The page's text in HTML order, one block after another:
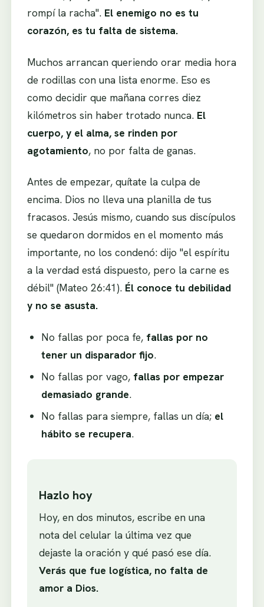
rompí la racha". El enemigo no es tu
corazón, es tu falta de sistema.
Muchos arrancan queriendo orar media hora
de rodillas con una lista enorme. Eso es
como decidir que mañana corres diez
kilómetros sin haber trotado nunca. El
cuerpo, y el alma, se rinden por
agotamiento, no por falta de ganas.
Antes de empezar, quítate la culpa de
encima. Dios no lleva una planilla de tus
fracasos. Jesús mismo, cuando sus discípulos
se quedaron dormidos en el momento más
importante, no los condenó: dijo "el espíritu
a la verdad está dispuesto, pero la carne es
débil" (Mateo 26:41). Él conoce tu debilidad
y no se asusta.
No fallas por poca fe, fallas por no
tener un disparador fijo.
No fallas por vago, fallas por empezar
demasiado grande.
No fallas para siempre, fallas un día; el
hábito se recupera.
Hazlo hoy
Hoy, en dos minutos, escribe en una
nota del celular la última vez que
dejaste la oración y qué pasó ese día.
Verás que fue logística, no falta de
amor a Dios.